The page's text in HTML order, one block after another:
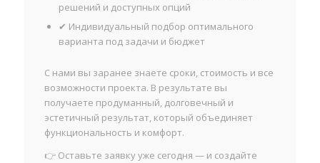
решений и доступных опций
✔ Индивидуальный подбор оптимального
варианта под задачи и бюджет
С нами вы заранее знаете сроки, стоимость и все
возможности проекта. В результате вы
получаете продуманный, долговечный и
эстетичный результат, который объединяет
функциональность и комфорт.
👉 Оставьте заявку уже сегодня — и создайте